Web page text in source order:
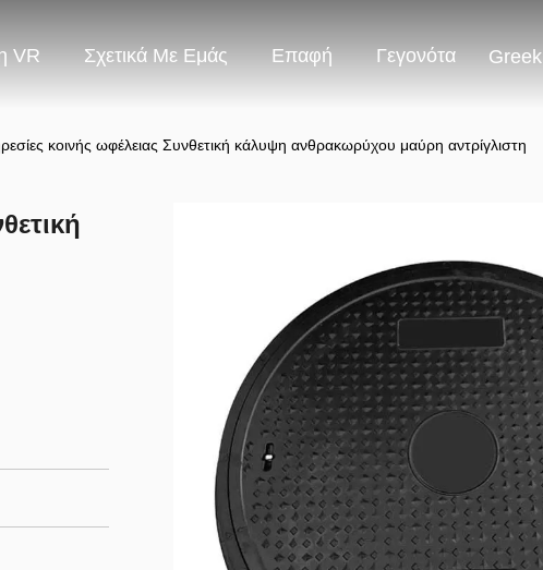
VR Σχετικά Με Εμάς Επαφή Γεγονότα Greek
κοινής ωφέλειας Συνθετική κάλυψη ανθρακωρύχου μαύρη αντρίγλιστη